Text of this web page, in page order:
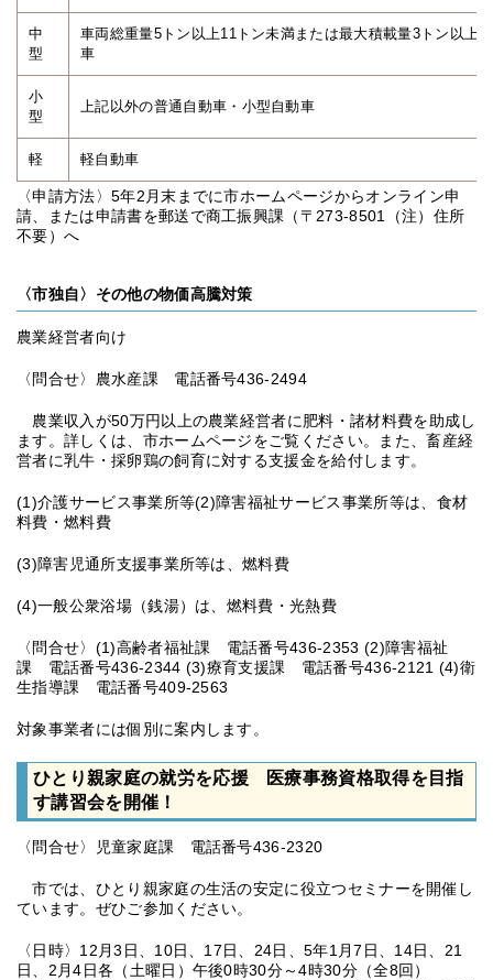
中
型
車両総重量5トン以上11トン未満または最大積載量3トン以上
車
小
型
上記以外の普通自動車・小型自動車
軽 軽自動車
〈申請方法〉5年2月末までに市ホームページからオンライン申
請、または申請書を郵送で商工振興課（〒273-8501（注）住所
不要）へ
〈市独自〉その他の物価高騰対策
農業経営者向け
〈問合せ〉農水産課 電話番号436-2494
農業収入が50万円以上の農業経営者に肥料・諸材料費を助成し
ます。詳しくは、市ホームページをご覧ください。また、畜産経
営者に乳牛・採卵鶏の飼育に対する支援金を給付します。
(1)介護サービス事業所等(2)障害福祉サービス事業所等は、食材
料費・燃料費
(3)障害児通所支援事業所等は、燃料費
(4)一般公衆浴場（銭湯）は、燃料費・光熱費
〈問合せ〉(1)高齢者福祉課 電話番号436-2353 (2)障害福祉
課 電話番号436-2344 (3)療育支援課 電話番号436-2121 (4)衛
生指導課 電話番号409-2563
対象事業者には個別に案内します。
ひとり親家庭の就労を応援 医療事務資格取得を目指
す講習会を開催！
〈問合せ〉児童家庭課 電話番号436-2320
市では、ひとり親家庭の生活の安定に役立つセミナーを開催し
ています。ぜひご参加ください。
〈日時〉12月3日、10日、17日、24日、5年1月7日、14日、21
日、2月4日各（土曜日）午後0時30分～4時30分（全8回）